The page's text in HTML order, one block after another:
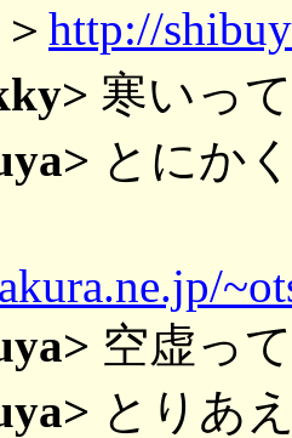
http://
寒いっ
とにか
空虚っ
とりあ